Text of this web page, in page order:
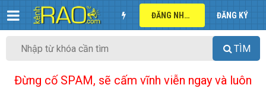
ĐĂNG NHẬP ĐĂNG KÝ
TÌM
Đừng cố SPAM, sẽ cấm vĩnh viễn ngay và luôn